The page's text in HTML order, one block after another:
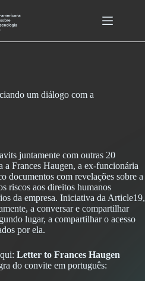
um diálogo com a
juntamente com outras 20
a Frances Haugen, a ex-funcionária
documentos com revelações sobre a
riscos aos direitos humanos
da empresa. Iniciativa da Article19,
a conversar e compartilhar
lugar, a compartilhar o acesso
por ela.
Letter to Frances Haugen
do convite em português: